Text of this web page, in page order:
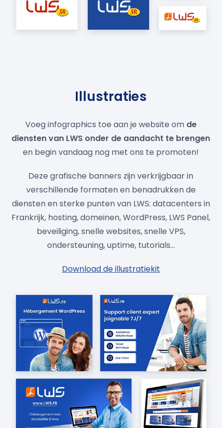
Illustraties
Voeg infographics toe aan je website om de
diensten van LWS onder de aandacht te brengen
en begin vandaag nog met ons te promoten!
Deze grafische banners zijn verkrijgbaar in
verschillende formaten en benadrukken de
diensten en sterke punten van LWS: datacenters in
Frankrijk, hosting, domeinen, WordPress, LWS Panel,
beveiliging, snelle websites, snelle VPS,
ondersteuning, uptime, tutorials...
Download de illustratiekit